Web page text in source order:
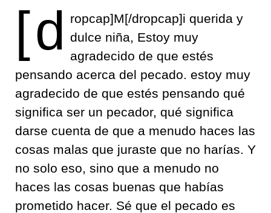
[d
ropcap]M[/dropcap]i querida y
dulce niña, Estoy muy
agradecido de que estés
pensando acerca del pecado. estoy muy
agradecido de que estés pensando qué
significa ser un pecador, qué significa
darse cuenta de que a menudo haces las
cosas malas que juraste que no harías. Y
no solo eso, sino que a menudo no
haces las cosas buenas que habías
prometido hacer. Sé que el pecado es